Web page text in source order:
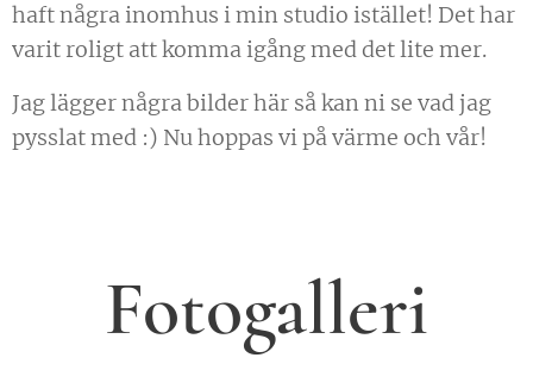
haft några inomhus i min studio istället! Det har
varit roligt att komma igång med det lite mer.
Jag lägger några bilder här så kan ni se vad jag
pysslat med :) Nu hoppas vi på värme och vår!
Fotogalleri